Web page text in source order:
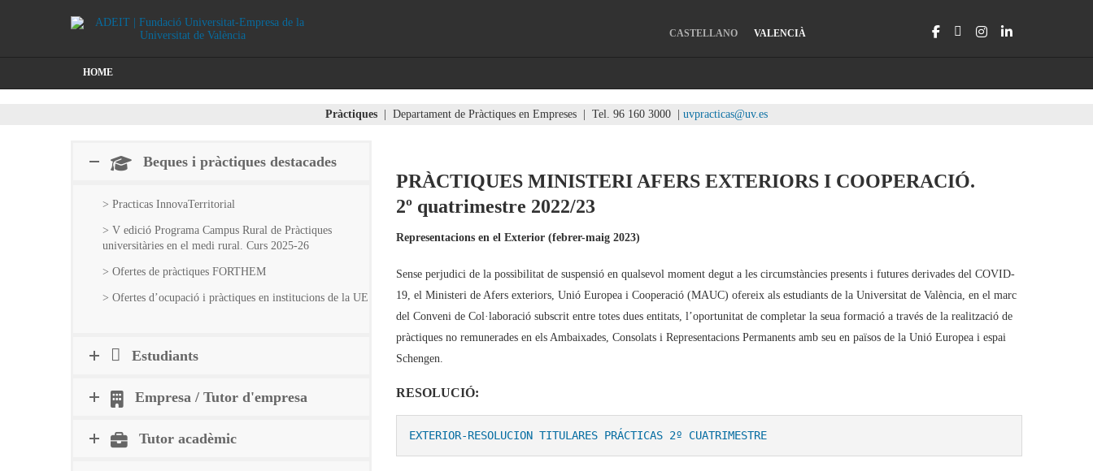
CASTELLANO VALENCIÀ
HOME
Pràctiques | Departament de Pràctiques en Empreses | Tel. 96 160 3000 | uvpracticas@uv.es
Beques i pràctiques destacades
> Practicas InnovaTerritorial
> V edició Programa Campus Rural de Pràctiques
universitàries en el medi rural. Curs 2025-26
> Ofertes de pràctiques FORTHEM
> Ofertes d’ocupació i pràctiques en institucions de la UE
Estudiants
Empresa / Tutor d'empresa
Tutor acadèmic
PRÀCTIQUES MINISTERI AFERS EXTERIORS I COOPERACIÓ.
2º quatrimestre 2022/23
Representacions en el Exterior (febrer-maig 2023)
Sense perjudici de la possibilitat de suspensió en qualsevol moment degut a les circumstàncies presents i futures derivades del COVID-
19, el Ministeri de Afers exteriors, Unió Europea i Cooperació (MAUC) ofereix als estudiants de la Universitat de València, en el marc
del Conveni de Col·laboració subscrit entre totes dues entitats, l’oportunitat de completar la seua formació a través de la realització de
pràctiques no remunerades en els Ambaixades, Consolats i Representacions Permanents amb seu en països de la Unió Europea i espai
Schengen.
RESOLUCIÓ:
EXTERIOR-RESOLUCION TITULARES PRÁCTICAS 2º CUATRIMESTRE